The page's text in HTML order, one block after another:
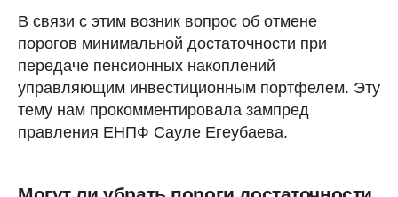
В связи с этим возник вопрос об отмене
порогов минимальной достаточности при
передаче пенсионных накоплений
управляющим инвестиционным портфелем. Эту
тему нам прокомментировала зампред
правления ЕНПФ Сауле Егеубаева.